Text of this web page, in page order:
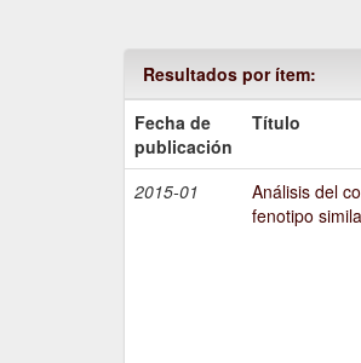
Resultados por ítem:
Fecha de
publicación
Título
2015-01
Análisis del
fenotipo